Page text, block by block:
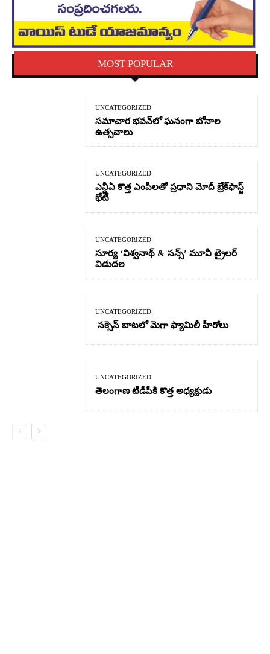
MOST POPULAR
UNCATEGORIZED
సమాచార భవన్‌లో ఘనంగా బోనాల
ఉత్సవాలు
UNCATEGORIZED
ఎన్డీఏ కొత్త ఎంపీలతో ప్రధాని మోదీ బ్రేక్‌ఫాస్ట్
భేటీ
UNCATEGORIZED
సూర్య ‘విశ్వనాథ్ & సన్స్’ మూవీ ట్రైలర్
విడుదల
UNCATEGORIZED
సక్సెస్ బాటలో మెగా ఫ్యామిలీ హీరోలు
UNCATEGORIZED
తెలంగాణ టీడీపీకి కొత్త అధ్యక్షుడు